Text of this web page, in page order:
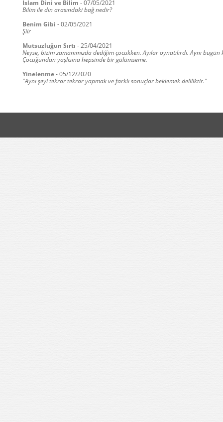
İslam Dini ve Bilim -07/05/2021
Bilim ile din arasındaki bağ nedir?
Benim Gibi -02/05/2021
Şiir
Mutsuzluğun Sırtı -25/04/2021
Neyse, bizim zamanımızda dediğim çocukken. Ayılar oynatılırdı. Aynı
Çocuğundan yaşlısına hepsinde bir gülümseme.
Yinelenme-05/12/2020
"Aynı şeyi tekrar tekrar yapmak ve farklı sonuçlar beklemek deliliktir."